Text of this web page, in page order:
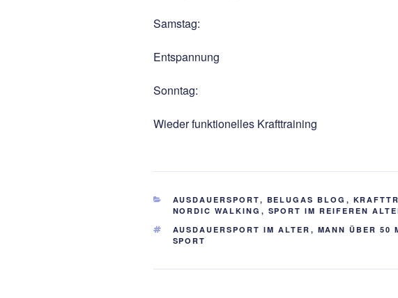
Samstag:
Entspannung
Sonntag:
Wieder funktionelles Krafttraining
KATEGORIEN
AUSDAUERSPORT, BELUGAS BLOG ,
NORDIC WALKING , SPORT IM REIFEREN
SCHLAGWÖRTER
AUSDAUERSPORT IM ALTER , MANN ÜBER 50
SPORT